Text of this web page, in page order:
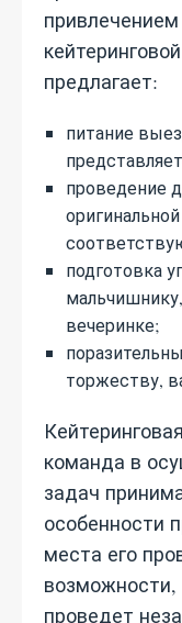
предлагает:
питание
проведение
подготовка
вечеринке;
торжеству,
команда в
задач
особенности
места его
возможности,
проведет